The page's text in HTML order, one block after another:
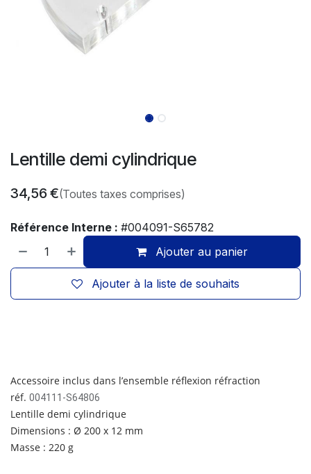
Lentille demi cylindrique
34,56 €(Toutes taxes comprises)
Référence Interne : #004091-S65782
Ajouter au panier
Ajouter à la liste de souhaits
Accessoire inclus dans l’ensemble réflexion réfraction
réf. 004111-S64806
Lentille demi cylindrique
Dimensions : Ø 200 x 12 mm
Masse : 220 g